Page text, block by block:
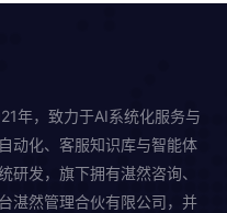
年，致力于AI系统化服务与
动化、客服知识库与智能体
研发，旗下拥有湛然咨询、
湛然管理合伙有限公司，并